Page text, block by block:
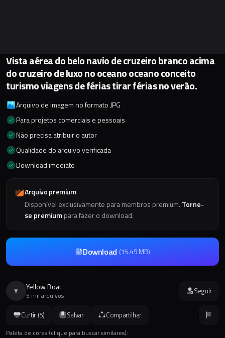
Curtir (5) Salvar Compartilhar
Paleta de cores (clique para buscar similares):
Vista aérea do belo navio de cruzeiro branco acima
do cruzeiro de luxo no oceano oceano conceito
turismo viagens de férias tirar férias no verão.
Arquivo de imagem no formato JPG
Para projetos comerciais e pessoais
Não precisa atribuir o autor
Qualidade do arquivo verificada
Download imediato
Arquivo premium
Disponível exclusivamente para membros premium. Torne-
se premiumpara fazer o download.
Download (15.49 MB)
Y Yellow Boat
5 mil arquivos Seguir